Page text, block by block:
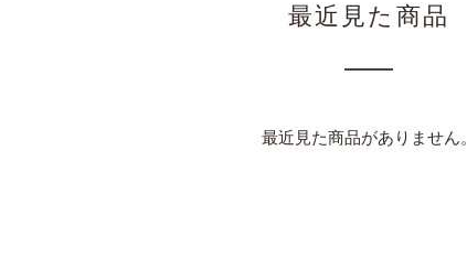
最近見た商品
最近見た商品がありません。